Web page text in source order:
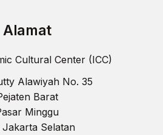
Alamat
Cultural Center (ICC)
Alawiyah No. 35
Barat
Minggu
Jakarta Selatan